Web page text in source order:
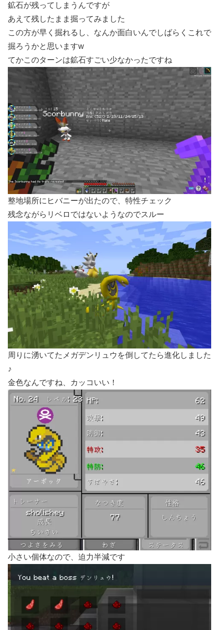
鉱石が残ってしまうんですが
あえて残したまま掘ってみました
この方が早く掘れるし、なんか面白いんでしばらくこれで
掘ろうかと思いますw
てかこのターンは鉱石すごい少なかったですね
整地場所にヒバニーが出たので、特性チェック
残念ながらリベロではないようなのでスルー
周りに湧いてたメガデンリュウを倒してたら進化しました
♪
金色なんですね、カッコいい！
小さい個体なので、迫力半減です